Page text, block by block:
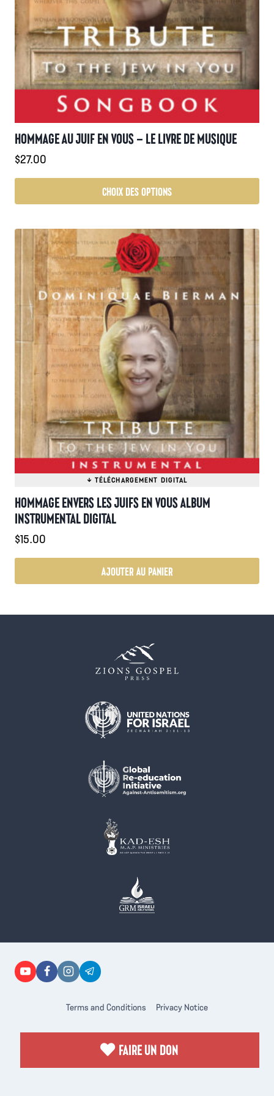
HOMMAGE AU JUIF EN VOUS – LE LIVRE DE MUSIQUE
$27.00
CHOIX DES OPTIONS
produit
plusieurs
variations.
options
peuvent
être
page
produit
HOMMAGE ENVERS LES JUIFS EN VOUS ALBUM
INSTRUMENTAL DIGITAL
$15.00
AJOUTER AU PANIER
Terms and Conditions Privacy Notice
FAIRE UN DON